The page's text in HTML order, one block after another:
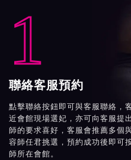
1
聯絡客服預約
點擊聯絡按鈕即可與客服聯絡，
近會館現場選妃，亦可向客服提
師的要求喜好，客服會推薦多個
容師任君挑選，預約成功後即可
師所在會館。